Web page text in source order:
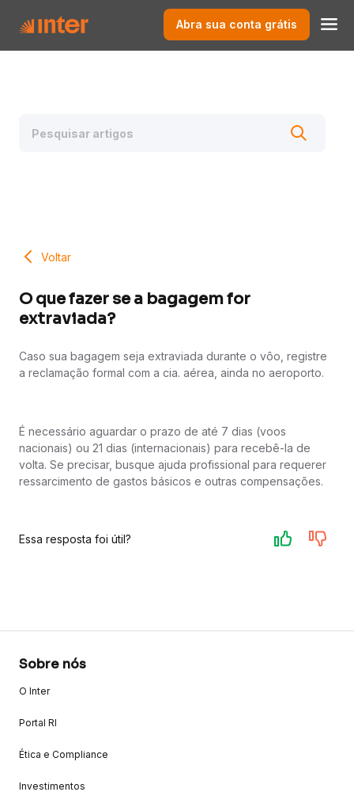
Abra sua conta grátis
Voltar
O que fazer se a bagagem for
extraviada?
Caso sua bagagem seja extraviada durante o vôo, registre
a reclamação formal com a cia. aérea, ainda no aeroporto.
É necessário aguardar o prazo de até 7 dias (voos
nacionais) ou 21 dias (internacionais) para recebê-la de
volta. Se precisar, busque ajuda profissional para requerer
ressarcimento de gastos básicos e outras compensações.
Essa resposta foi útil?
Sobre nós
O Inter
Portal RI
Ética e Compliance
Investimentos